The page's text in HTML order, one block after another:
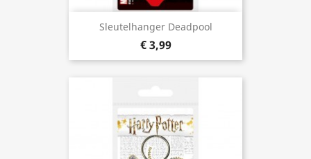
Sleutelhanger Deadpool
€ 3,99